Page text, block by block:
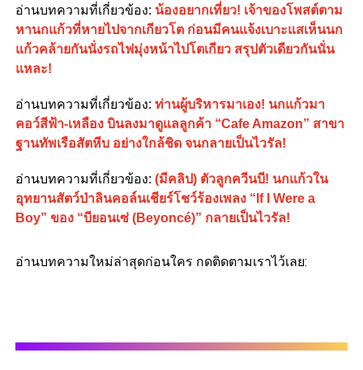
อ่านบทความที่เกี่ยวข้อง: น้องอยากเที่ยว! เจ้าของโพสต์ตาม
หานกแก้วที่หายไปจากเกียวโต ก่อนมีคนแจ้งเบาะแสเห็นนก
แก้วคล้ายกันนั่งรถไฟมุ่งหน้าไปโตเกียว สรุปตัวเดียวกันนั่น
แหละ!
อ่านบทความที่เกี่ยวข้อง: ท่านผู้บริหารมาเอง! นกแก้วมา
คอว์สีฟ้า-เหลือง บินลงมาดูแลลูกค้า “Cafe Amazon” สาขา
ฐานทัพเรือสัตหีบ อย่างใกล้ชิด จนกลายเป็นไวรัล!
อ่านบทความที่เกี่ยวข้อง: (มีคลิป) ตัวลูกควีนบี! นกแก้วใน
อุทยานสัตว์ป่าลินคอล์นเชียร์โชว์ร้องเพลง “If I Were a
Boy” ของ “บียอนเซ่ (Beyoncé)” กลายเป็นไวรัล!
อ่านบทความใหม่ล่าสุดก่อนใคร กดติดตามเราไว้เลย: